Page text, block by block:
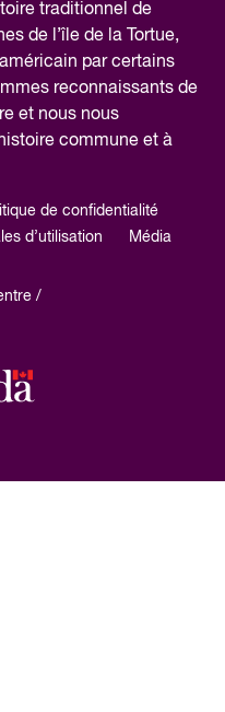
traditionnel de
de l’île de la Tortue,
par certains
reconnaissants de
et nous nous
commune et à
de confidentialité
d’utilisation Média
/